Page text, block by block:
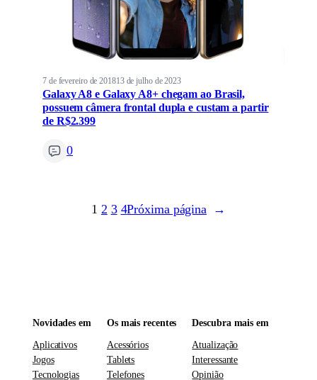
7 de fevereiro de 201813 de julho de 2023
Galaxy A8 e Galaxy A8+ chegam ao Brasil,
possuem câmera frontal dupla e custam a partir
de R$2.399
0
1 2 3 4Próxima página →
Novidades em
Aplicativos
Jogos
Tecnologias
Os mais recentes
Acessórios
Tablets
Telefones
Descubra mais em
Atualização
Interessante
Opinião